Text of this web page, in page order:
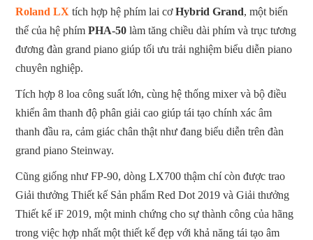
Roland LXtích hợp hệ phím lai cơHybrid Grand, một biến
thể của hệ phímPHA-50 làm tăng chiều dài phím và trục tương
đương đàn grand piano giúp tối ưu trải nghiệm biểu diễn piano
chuyên nghiệp.
Tích hợp 8 loa công suất lớn, cùng hệ thống mixer và bộ điều
khiển âm thanh độ phân giải cao giúp tái tạo chính xác âm
thanh đầu ra, cảm giác chân thật như đang biểu diễn trên đàn
grand piano Steinway.
Cũng giống như FP-90, dòng LX700 thậm chí còn được trao
Giải thưởng Thiết kế Sản phẩm Red Dot 2019 và Giải thưởng
Thiết kế iF 2019, một minh chứng cho sự thành công của hãng
trong việc hợp nhất một thiết kế đẹp với khả năng tái tạo âm